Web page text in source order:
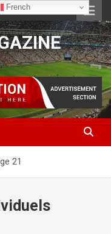
21
French